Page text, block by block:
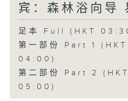
宾：森林浴向导
足本 Full (HKT
第一部份 Part 1
04:00)
第二部份 Part 2
05:00)